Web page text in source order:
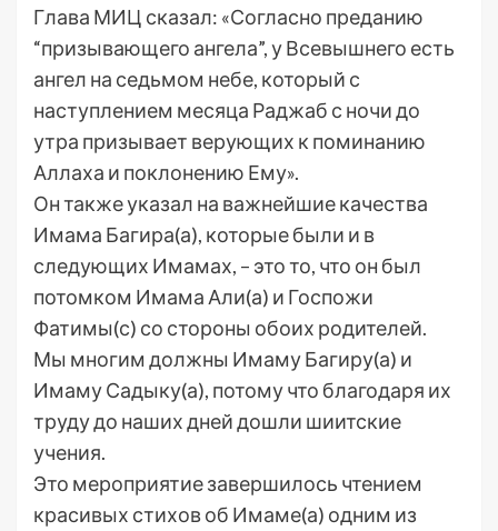
Глава МИЦ сказал: «Согласно преданию
“призывающего ангела”, у Всевышнего есть
ангел на седьмом небе, который с
наступлением месяца Раджаб с ночи до
утра призывает верующих к поминанию
Аллаха и поклонению Ему».
Он также указал на важнейшие качества
Имама Багира(а), которые были и в
следующих Имамах, – это то, что он был
потомком Имама Али(а) и Госпожи
Фатимы(с) со стороны обоих родителей.
Мы многим должны Имаму Багиру(а) и
Имаму Садыку(а), потому что благодаря их
труду до наших дней дошли шиитские
учения.
Это мероприятие завершилось чтением
красивых стихов об Имаме(а) одним из